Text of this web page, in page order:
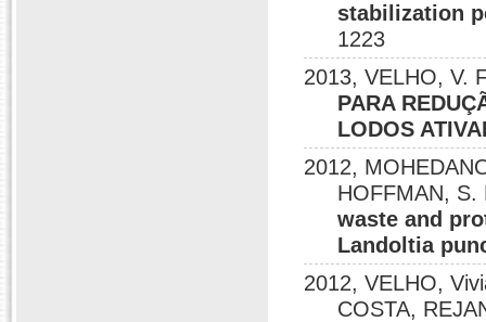
stabilization
1223
2013, VELHO, V.
PARA
LODOS
2012,
HOFFMAN,
waste and
Landoltia
2012, VELHO,
COSTA,